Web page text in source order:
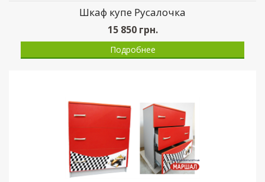
Шкаф купе Русалочка
15 850грн.
Подробнее